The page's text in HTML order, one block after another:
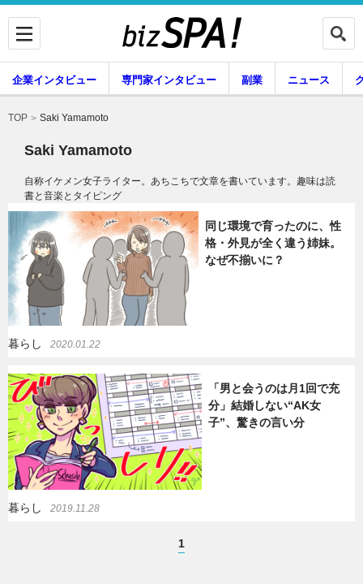
企業インタビュー
副業 ニュース
グルメ
暮らし エンタメ
連載一覧
企業インタビュー 専門家インタビュー 副業 ニュース
暮らし エンタメ
TOP Saki Yamamoto
Saki Yamamoto
自称イケメン女子ライター。あちこちで文章を書いています。趣味は読
書と音楽とタイピング
同じ環境で育ったのに、性
格・外見が全く違う姉妹。
なぜ不揃いに？
暮らし 2020.01.22
「男と会うのは月1回で充
分」結婚しない“AK女
子”、驚きの言い分
暮らし 2019.11.28
1